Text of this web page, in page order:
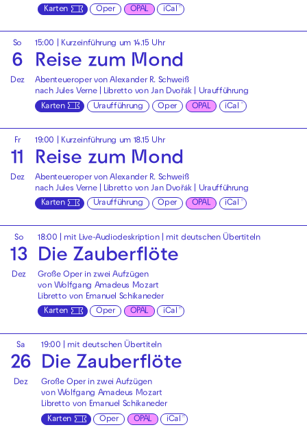
Karten
Oper OPAL iCal
So
6
Dez
15:00 | Kurzeinführung um 14.15 Uhr
Reise zum Mond
Abenteueroper von Alexander R. Schweiß
nach Jules Verne | Libretto von Jan Dvořák | Uraufführung
Karten
Uraufführung Oper OPAL iCal
Fr
11
Dez
19:00 | Kurzeinführung um 18.15 Uhr
Reise zum Mond
Abenteueroper von Alexander R. Schweiß
nach Jules Verne | Libretto von Jan Dvořák | Uraufführung
Karten
Uraufführung Oper OPAL iCal
So
13
Dez
18:00 mit Live-Audiodeskription| mit deutschen Übertiteln
Die Zauberflöte
Große Oper in zwei Aufzügen
von Wolfgang Amadeus Mozart
Libretto von Emanuel Schikaneder
Karten
Oper OPAL iCal
Sa
26
Dez
19:00 mit deutschen Übertiteln
Die Zauberflöte
Große Oper in zwei Aufzügen
von Wolfgang Amadeus Mozart
Libretto von Emanuel Schikaneder
Karten
Oper OPAL iCal